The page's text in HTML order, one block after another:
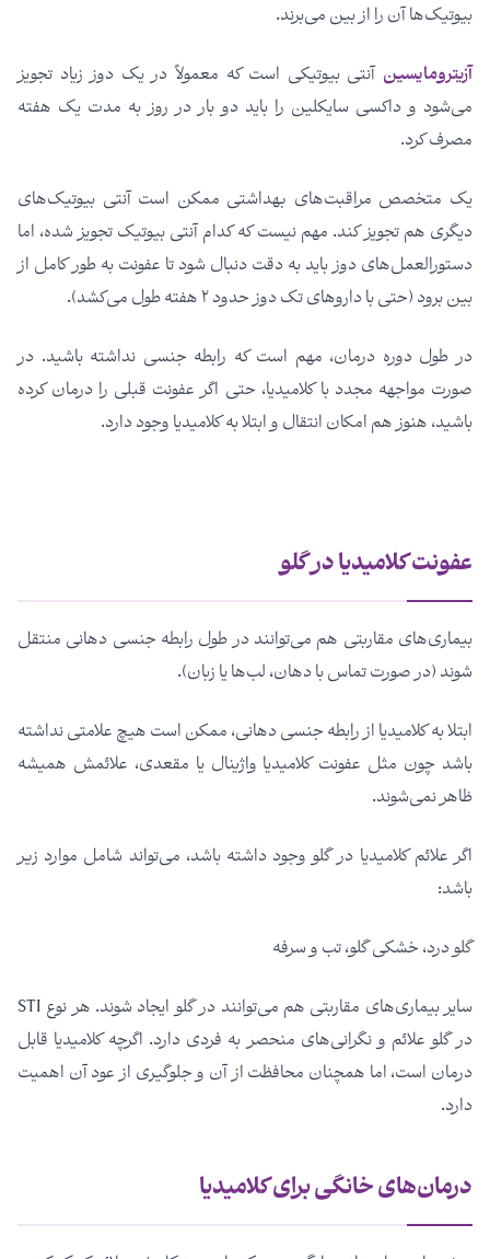
بیوتیک‌ها آن را از بین می‌برند.
آزیترومایسین آنتی بیوتیکی است که معمولاً در یک دوز زیاد تجویز
می‌شود و داکسی سایکلین را باید دو بار در روز به مدت یک هفته
مصرف کرد.
یک متخصص مراقبت‌های بهداشتی ممکن است آنتی بیوتیک‌های
دیگری هم تجویز کند. مهم نیست که کدام آنتی بیوتیک تجویز شده، اما
دستورالعمل‌های دوز باید به دقت دنبال شود تا عفونت به طور کامل از
بین برود (حتی با داروهای تک دوز حدود ۲ هفته طول می‌کشد).
در طول دوره درمان، مهم است که رابطه جنسی نداشته باشید. در
صورت مواجهه مجدد با کلامیدیا، حتی اگر عفونت قبلی را درمان کرده
باشید، هنوز هم امکان انتقال و ابتلا به کلامیدیا وجود دارد.
عفونت کلامیدیا در گلو
بیماری‌های مقاربتی هم می‌توانند در طول رابطه جنسی دهانی منتقل
شوند (در صورت تماس با دهان، لب‌ها یا زبان).
ابتلا به کلامیدیا از رابطه جنسی دهانی، ممکن است هیچ علامتی نداشته
باشد چون مثل عفونت کلامیدیا واژینال یا مقعدی، علائمش همیشه
ظاهر نمی‌شوند.
اگر علائم کلامیدیا در گلو وجود داشته باشد، می‌تواند شامل موارد زیر
باشد:
گلو درد، خشکی گلو، تب و سرفه
سایر بیماری‌های مقاربتی هم می‌توانند در گلو ایجاد شوند. هر نوع STI
در گلو علائم و نگرانی‌های منحصر به فردی دارد. اگرچه کلامیدیا قابل
درمان است، اما همچنان محافظت از آن و جلوگیری از عود آن اهمیت
دارد.
درمان‌های خانگی برای کلامیدیا